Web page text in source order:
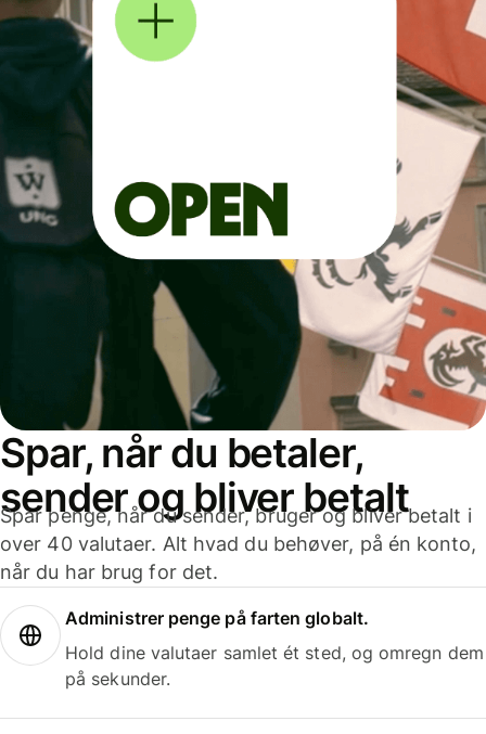
Spar, når du betaler,
sender og bliver betalt
Spar penge, når du sender, bruger og bliver betalt i
over 40 valutaer. Alt hvad du behøver, på én konto,
når du har brug for det.
Administrer penge på farten globalt.
Hold dine valutaer samlet ét sted, og omregn dem
på sekunder.